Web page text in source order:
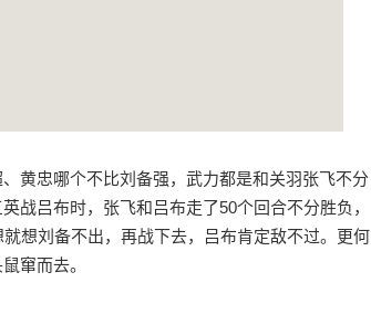
黄忠哪个不比刘备强，武力都是和关羽张飞不分
战吕布时，张飞和吕布走了50个回合不分胜负，
想刘备不出，再战下去，吕布肯定敌不过。更何
窜而去。